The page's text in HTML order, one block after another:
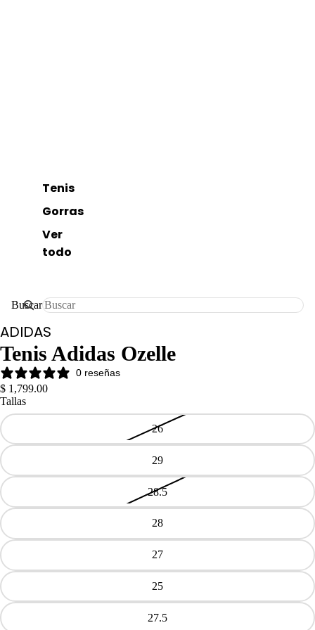
Tenis
Gorras
Ver
todo
Buscar
ADIDAS
Tenis Adidas Ozelle
0 reseñas
$ 1,799.00
Tallas
26
29
28.5
28
27
25
27.5